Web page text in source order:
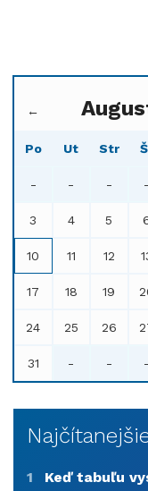
←
Po Ut Str
- - - -
3 4 5
10 11 12
17 18 19
24 25 26
31 - - -
1
Keď tabuľu